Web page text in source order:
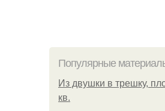
Популярные
Из двушки в трешку,
кв.